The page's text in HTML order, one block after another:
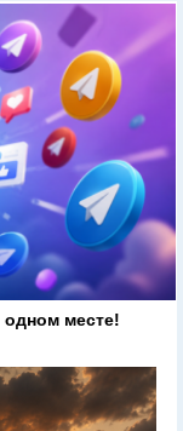
месте!